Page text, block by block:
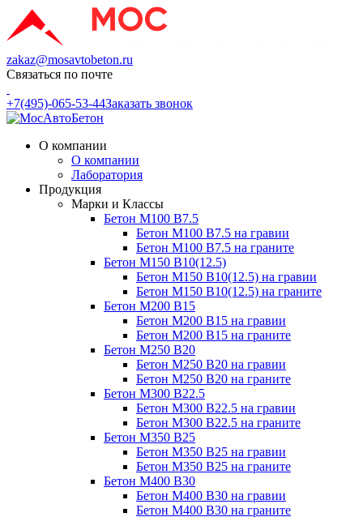
zakaz@mosavtobeton.ru
Связаться по почте
+7(495)-065-53-44Заказать звонок
О компании
О компании
Лаборатория
Продукция
Марки и Классы
Бетон М100 В7.5
Бетон М100 В7.5 на гравии
Бетон М100 В7.5 на граните
Бетон М150 В10(12.5)
Бетон М150 В10(12.5) на гравии
Бетон М150 В10(12.5) на граните
Бетон М200 В15
Бетон М200 В15 на гравии
Бетон М200 В15 на граните
Бетон М250 В20
Бетон М250 В20 на гравии
Бетон М250 В20 на граните
Бетон М300 В22.5
Бетон М300 В22.5 на гравии
Бетон М300 В22.5 на граните
Бетон М350 В25
Бетон М350 В25 на гравии
Бетон М350 В25 на граните
Бетон М400 В30
Бетон М400 В30 на гравии
Бетон М400 В30 на граните